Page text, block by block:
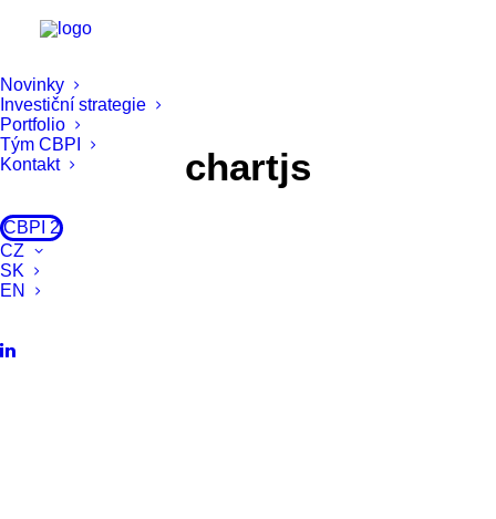
Novinky
Investiční strategie
Portfolio
Tým CBPI
Kontakt
CBPI 2
CZ
SK
EN
chartjs